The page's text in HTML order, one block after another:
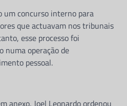
um concurso interno para
que actuavam nos tribunais
esse processo foi
numa operação de
pessoal.